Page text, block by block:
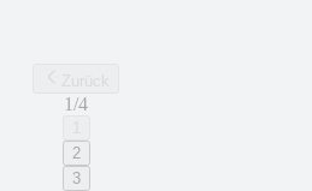
1/4
2
3